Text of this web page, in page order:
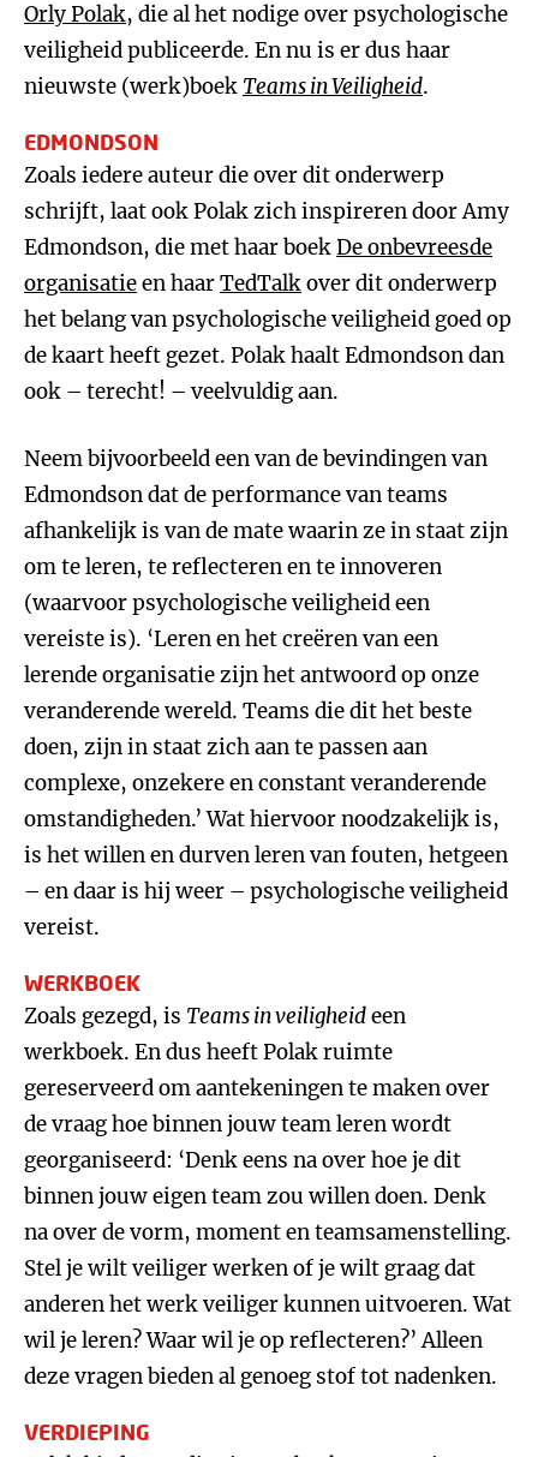
Orly Polak, die al het nodige over psychologische
veiligheid publiceerde. En nu is er dus haar
nieuwste (werk)boek Teams in Veiligheid.
EDMONDSON
Zoals iedere auteur die over dit onderwerp
schrijft, laat ook Polak zich inspireren door Amy
Edmondson, die met haar boekDe onbevreesde
organisatieen haarTedTalkover dit onderwerp
het belang van psychologische veiligheid goed op
de kaart heeft gezet. Polak haalt Edmondson dan
ook – terecht! – veelvuldig aan.
Neem bijvoorbeeld een van de bevindingen van
Edmondson dat de performance van teams
afhankelijk is van de mate waarin ze in staat zijn
om te leren, te reflecteren en te innoveren
(waarvoor psychologische veiligheid een
vereiste is). ‘Leren en het creëren van een
lerende organisatie zijn het antwoord op onze
veranderende wereld. Teams die dit het beste
doen, zijn in staat zich aan te passen aan
complexe, onzekere en constant veranderende
omstandigheden.’ Wat hiervoor noodzakelijk is,
is het willen en durven leren van fouten, hetgeen
– en daar is hij weer – psychologische veiligheid
vereist.
WERKBOEK
Zoals gezegd, is Teams in veiligheideen
werkboek. En dus heeft Polak ruimte
gereserveerd om aantekeningen te maken over
de vraag hoe binnen jouw team leren wordt
georganiseerd: ‘Denk eens na over hoe je dit
binnen jouw eigen team zou willen doen. Denk
na over de vorm, moment en teamsamenstelling.
Stel je wilt veiliger werken of je wilt graag dat
anderen het werk veiliger kunnen uitvoeren. Wat
wil je leren? Waar wil je op reflecteren?’ Alleen
deze vragen bieden al genoeg stof tot nadenken.
VERDIEPING